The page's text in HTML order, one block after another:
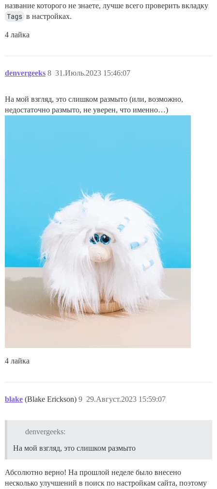
название которого не знаете, лучше всего проверить вкладку
Tags в настройках.
4 лайка
denvergeeks 31.Июль.2023 15:46:07
8
На мой взгляд, это слишком размыто (или, возможно,
недостаточно размыто, не уверен, что именно…)
4 лайка
blake (Blake Erickson) 29.Август.2023 15:59:07
9
denvergeeks:
На мой взгляд, это слишком размыто
Абсолютно верно! На прошлой неделе было внесено
несколько улучшений в поиск по настройкам сайта, поэтому